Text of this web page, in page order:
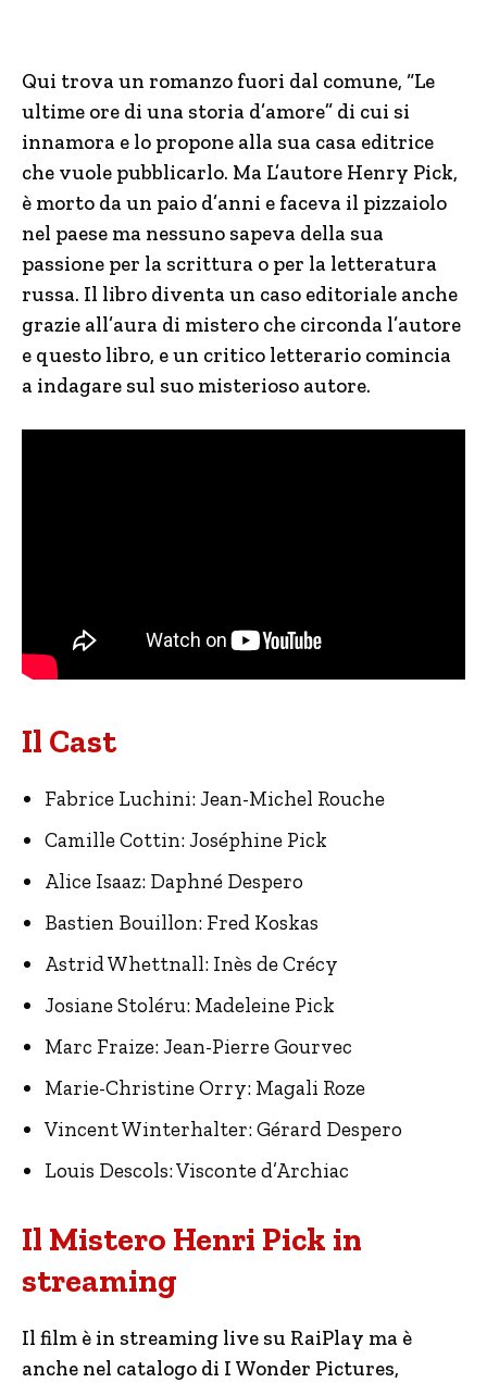
Qui trova un romanzo fuori dal comune, “Le
ultime ore di una storia d’amore” di cui si
innamora e lo propone alla sua casa editrice
che vuole pubblicarlo. Ma L’autore Henry Pick,
è morto da un paio d’anni e faceva il pizzaiolo
nel paese ma nessuno sapeva della sua
passione per la scrittura o per la letteratura
russa. Il libro diventa un caso editoriale anche
grazie all’aura di mistero che circonda l’autore
e questo libro, e un critico letterario comincia
a indagare sul suo misterioso autore.
Il Cast
Fabrice Luchini: Jean-Michel Rouche
Camille Cottin: Joséphine Pick
Alice Isaaz: Daphné Despero
Bastien Bouillon: Fred Koskas
Astrid Whettnall: Inès de Crécy
Josiane Stoléru: Madeleine Pick
Marc Fraize: Jean-Pierre Gourvec
Marie-Christine Orry: Magali Roze
Vincent Winterhalter: Gérard Despero
Louis Descols: Visconte d’Archiac
Il Mistero Henri Pick in
streaming
Il film è in streaming live su RaiPlay ma è
anche nel catalogo di I Wonder Pictures,